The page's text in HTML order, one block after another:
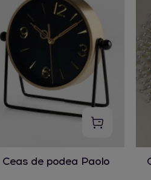
Ceas de podea Paolo